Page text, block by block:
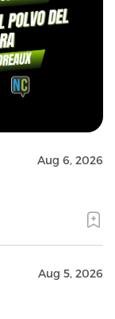
Aug 6, 2026
Aug 5, 2026